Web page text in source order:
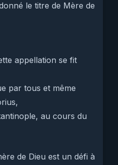
le titre de Mère de
appellation se fit
par tous et même
au cours du
de Dieu est un défi à